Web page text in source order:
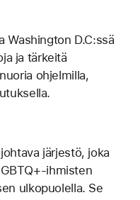
Washington D.C:ssä
ja tärkeitä
ohjelmilla,
järjestö, joka
ihmisten
ulkopuolella. Se